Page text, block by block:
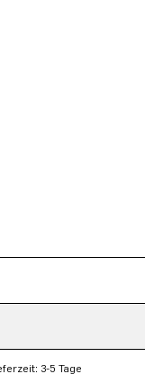
3-5 Tage